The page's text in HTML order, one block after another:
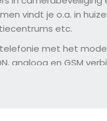
vindt je o.a. in
etc.
met het
analoog en GSM
ISDN of analoge
zodat deze